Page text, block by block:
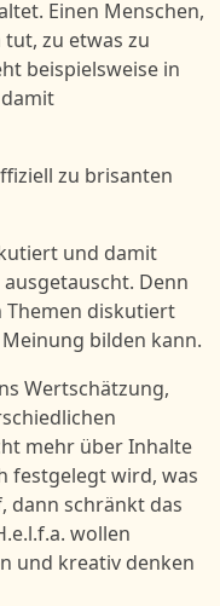
Einen Menschen,
zu etwas zu
beispielsweise in
zu brisanten
und damit
Denn
Themen diskutiert
bilden kann.
Wertschätzung,
mehr über Inhalte
festgelegt wird, was
dann schränkt das
wollen
und kreativ denken